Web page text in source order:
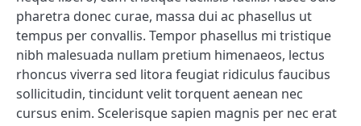
pharetra donec curae, massa dui ac phasellus ut
tempus per convallis. Tempor phasellus mi tristique
nibh malesuada nullam pretium himenaeos, lectus
rhoncus viverra sed litora feugiat ridiculus faucibus
sollicitudin, tincidunt velit torquent aenean nec
cursus enim. Scelerisque sapien magnis per nec erat